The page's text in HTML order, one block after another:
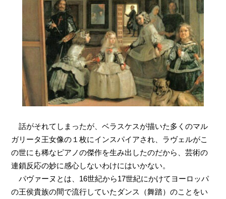
話がそれてしまったが、ベラスケスが描いた多くのマル
ガリータ王女像の１枚にインスパイアされ、ラヴェルがこ
の世にも稀なピアノの傑作を生み出したのだから、芸術の
連鎖反応の妙に感心しないわけにはいかない。
パヴァーヌとは、16世紀から17世紀にかけてヨーロッパ
の王侯貴族の間で流行していたダンス（舞踏）のことをい